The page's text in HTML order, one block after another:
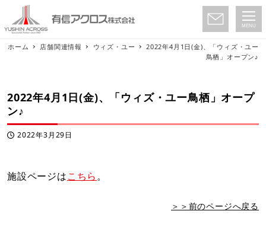
MENU
ホーム 店舗関連情報 ウィズ・ユー
2022年4月1日(金)、「ウィズ・ユー
鳥栖」オープン♪
2022年4月1日(金)、「ウィズ・ユー鳥栖」オープ
ン♪
投稿日2022年3月29日
施設ページはこちら。
＞＞前のページへ戻る